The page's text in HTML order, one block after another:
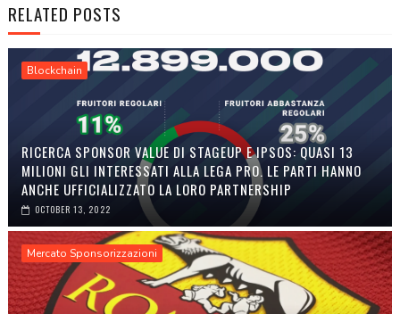
RELATED POSTS
Blockchain
RICERCA SPONSOR VALUE DI STAGEUP E IPSOS: QUASI 13
MILIONI GLI INTERESSATI ALLA LEGA PRO. LE PARTI HANNO
ANCHE UFFICIALIZZATO LA LORO PARTNERSHIP
OCTOBER 13, 2022
Mercato Sponsorizzazioni